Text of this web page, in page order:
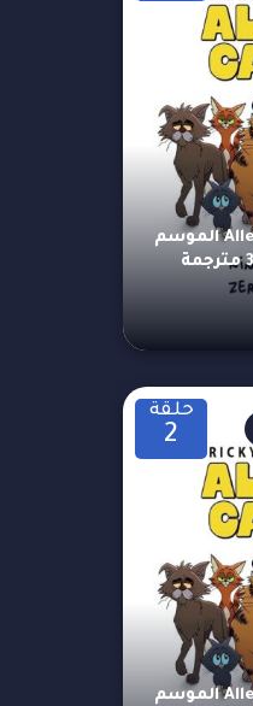
مسلسل Alley Cats الموسم
حلقة
2
مسلسل Alley Cats الموسم